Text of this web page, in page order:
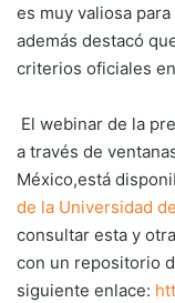
es muy valiosa
además destacó
criterios oficiales
El webinar de la
a través de
México,está
de la Universidad
consultar esta y
con un repositorio
siguiente enlace: